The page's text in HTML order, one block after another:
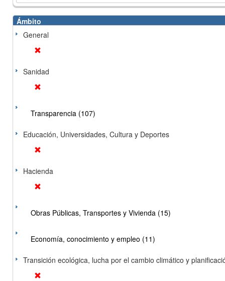
Ámbito
General
Sanidad
Transparencia (107)
Educación, Universidades, Cultura y Deportes
Hacienda
Obras Públicas, Transportes y Vivienda (15)
Economía, conocimiento y empleo (11)
Transición ecológica, lucha por el cambio climático y